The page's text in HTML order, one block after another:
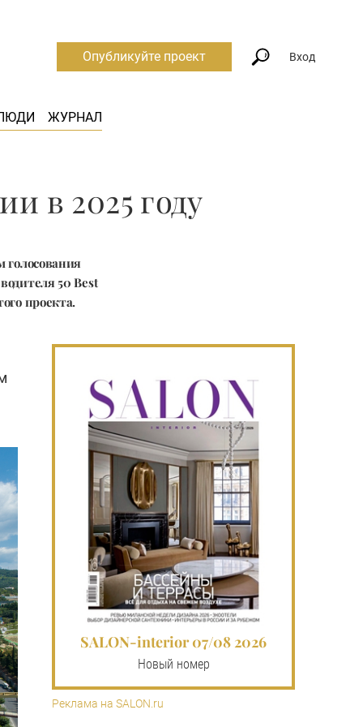
ЖУРНАЛ
Опубликуйте проект Вход
в 2025 году
голосования
50 Best
проекта.
SALON-interior 07/08 2026
Новый номер
Реклама на SALON.ru